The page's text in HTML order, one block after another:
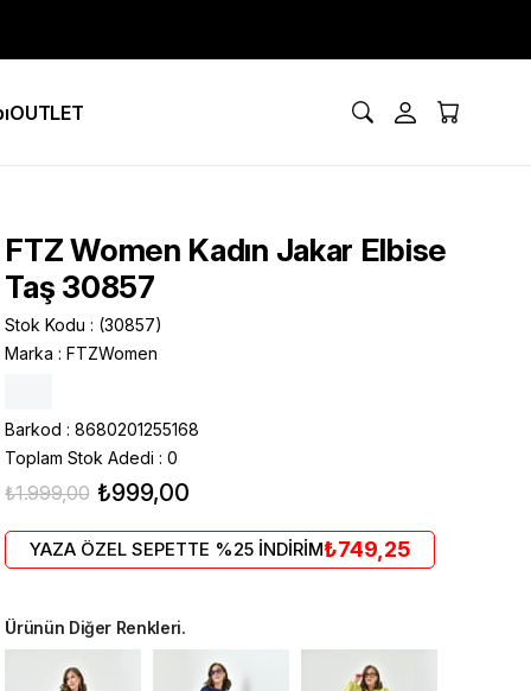
OUTLET
FTZ Women Kadın Jakar Elbise
Taş 30857
Stok Kodu
(30857)
Marka : FTZWomen
Barkod : 8680201255168
Toplam Stok Adedi : 0
₺1.999,00 ₺999,00
YAZA ÖZEL SEPETTE %25 İNDİRİM₺749,25
Ürünün Diğer Renkleri.